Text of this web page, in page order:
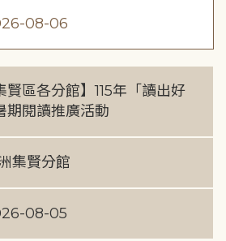
08-06
賢區各分館】115年「讀出好
期閱讀推廣活動
集賢分館
08-05